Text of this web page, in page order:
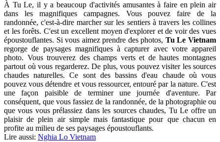
À Tu Le, il y a beaucoup d'activités amusantes à faire en plein air
dans les magnifiques campagnes. Vous pouvez faire de la
randonnée, c'est-à-dire marcher sur les sentiers à travers les collines
et les forêts. C'est un excellent moyen d'explorer et de voir des vues
époustouflantes. Si vous aimez prendre des photos, Tu Le Vietnam
regorge de paysages magnifiques à capturer avec votre appareil
photo. Vous trouverez des champs verts et de hautes montagnes
partout où vous regarderez. De plus, vous pouvez visiter les sources
chaudes naturelles. Ce sont des bassins d'eau chaude où vous
pouvez vous détendre et vous ressourcer, entouré par la nature. C'est
une façon paisible de terminer une journée d'aventure. Par
conséquent, que vous fassiez de la randonnée, de la photographie ou
que vous vous prélassiez dans les sources chaudes, Tu Le offre un
plaisir de plein air simple mais fantastique pour que chacun en
profite au milieu de ses paysages époustouflants.
Lire aussi: Nghia Lo Vietnam